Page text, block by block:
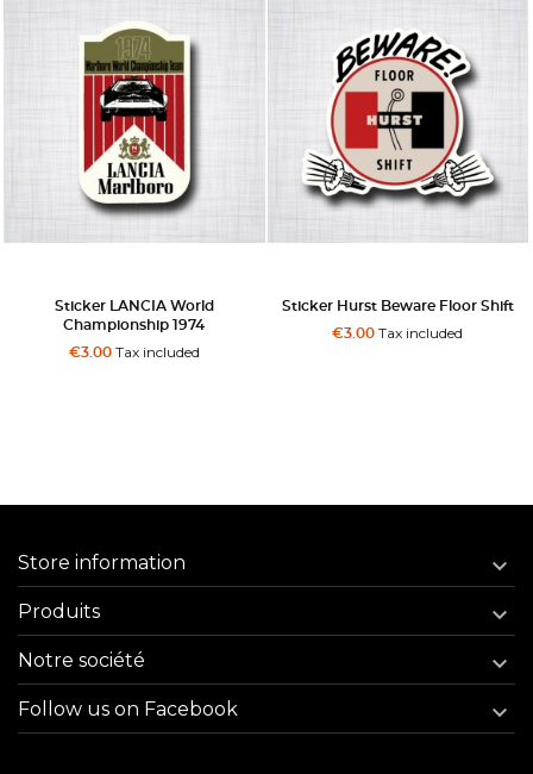
Sticker LANCIA World
Championship 1974
€3.00Tax included
Sticker Hurst Beware Floor Shift
€3.00 Tax included
Store information 
Produits 
Notre société 
Follow us on Facebook 